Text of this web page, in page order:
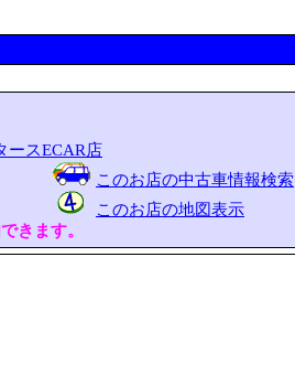
ースECAR店
このお店の中古車情報検索
このお店の地図表示
きます。